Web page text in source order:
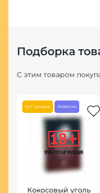
Подборка
С этим товаром
Хит продаж Новинка
Кокосовый уголь